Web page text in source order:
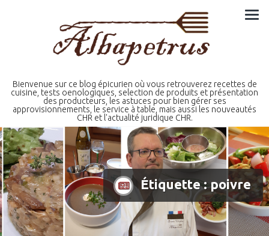
Bienvenue sur ce blog épicurien où vous retrouverez recettes de
cuisine, tests oenologiques, selection de produits et présentation
des producteurs, les astuces pour bien gérer ses
approvisionnements, le service à table, mais aussi les nouveautés
CHR et l'actualité juridique CHR.
Étiquette :poivre